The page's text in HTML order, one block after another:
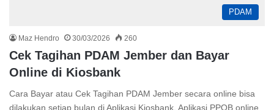
PDAM
Maz Hendro 30/03/2026 260
Cek Tagihan PDAM Jember dan Bayar
Online di Kiosbank
Cara Bayar atau Cek Tagihan PDAM Jember secara online bisa
dilakukan setiap bulan di Aplikasi Kiosbank. Aplikasi PPOB online